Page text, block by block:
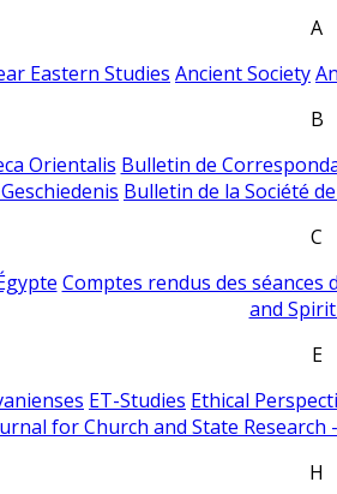
A
Eastern Studies Ancient Society
B
Orientalis Bulletin de
Bulletin de la Société
C
Comptes rendus des séances
and
E
ET-Studies Ethical
for Church and State
H